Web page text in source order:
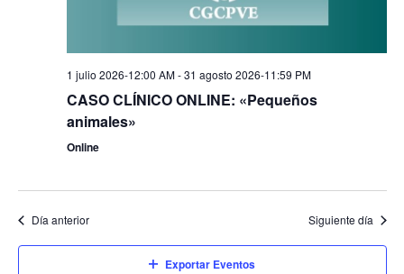
1 julio 2026-12:00 AM-31 agosto 2026-11:59 PM
CASO CLÍNICO ONLINE: «Pequeños
animales»
Online
Día anterior Siguiente día
Exportar Eventos